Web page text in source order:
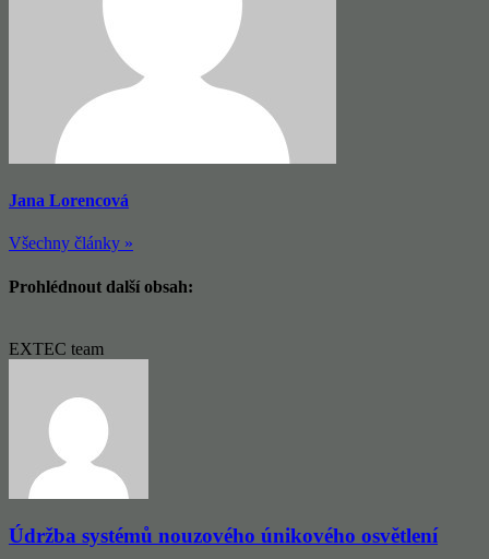
Jana Lorencová
Všechny články »
Prohlédnout další obsah:
EXTEC team
Údržba systémů nouzového únikového osvětlení